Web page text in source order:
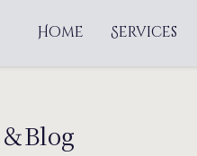
Home Services
Blog